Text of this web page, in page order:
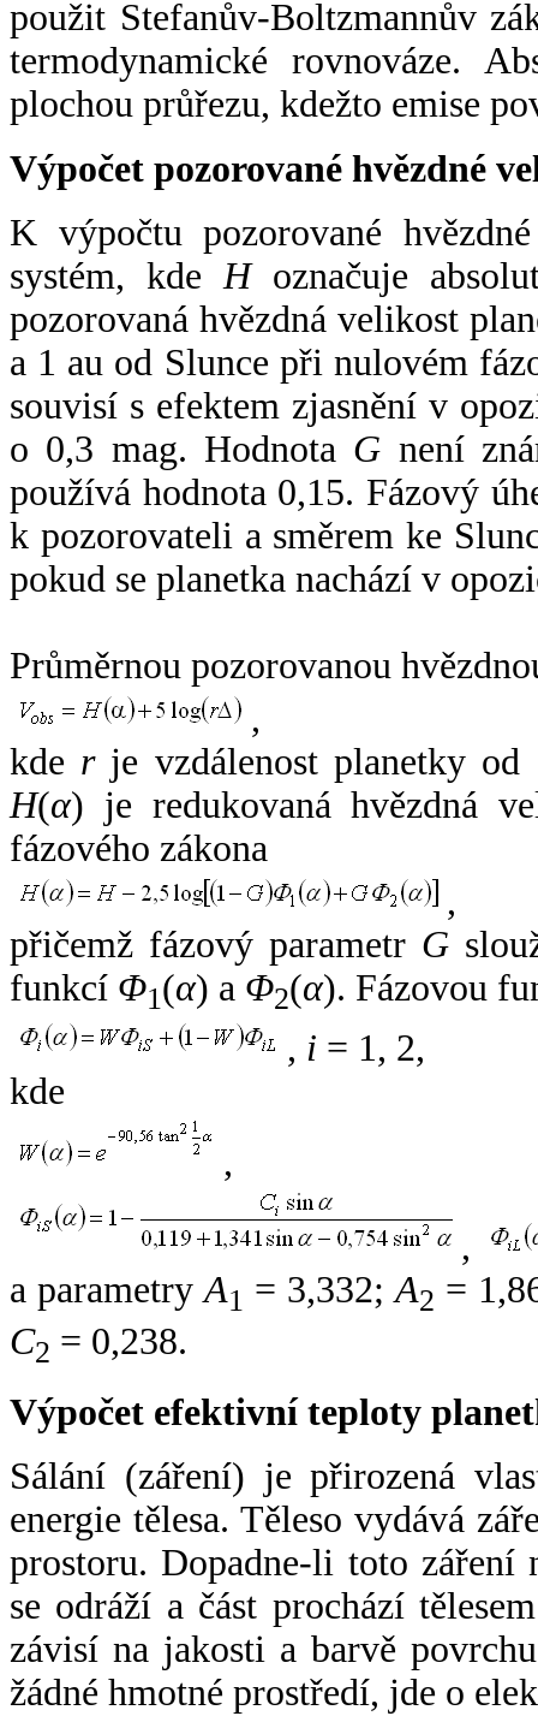
použit Stefanův-Boltzmannův
termodynamické rovnováze.
plochou průřezu, kdežto emise
Výpočet pozorované hvězdné
K výpočtu pozorované
systém, kde Hoznačuje
pozorovaná hvězdná velikost
a 1 au od Slunce při nulovém
souvisí s efektem zjasnění v
o 0,3 mag. Hodnota G není
používá hodnota 0,15. Fázový
k pozorovateli a směrem ke
pokud se planetka nachází v
Průměrnou pozorovanou
,
kde rje vzdálenost planetky od
H(α) je redukovaná hvězdná
fázového zákona
,
přičemž fázový parametr G
funkcí Φ1(α) a Φ2(α). Fázovou
, i = 1, 2,
kde
,
,
a parametryA1 = 3,332;A2 =
C2 = 0,238.
Výpočet efektivní teploty
Sálání (záření) je přirozená
energie tělesa. Těleso vydává
prostoru. Dopadne-li toto záření
se odráží a část prochází
závisí na jakosti a barvě
žádné hmotné prostředí, jde o